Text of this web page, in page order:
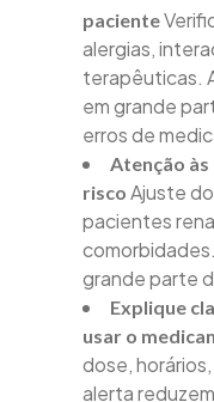
paciente
alergias,
terapêuticas.
em grande
erros de
Atenção às
risco Ajuste
pacientes
grande parte
Explique
usar o
dose,
alerta